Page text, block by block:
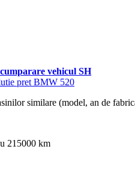
vehicul SH
pret BMW 520
similare (model, an de
215000 km